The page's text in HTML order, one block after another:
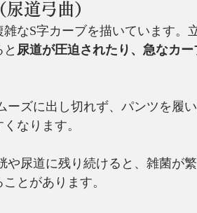
道弓曲）
なS字カーブを描いています。
尿道が圧迫されたり、急なカー
ーズに出し切れず、パンツを履
なります。
や尿道に残り続けると、雑菌が
とがあります。